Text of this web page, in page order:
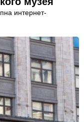
интернет-